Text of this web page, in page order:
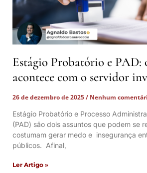
Estágio Probatório e PAD:
acontece com o servidor
26 de dezembro de 2025
Nenhum
Estágio Probatório e Processo
(PAD) são dois assuntos que podem se
costumam gerar medo e insegurança
públicos. Afinal,
Ler Artigo »